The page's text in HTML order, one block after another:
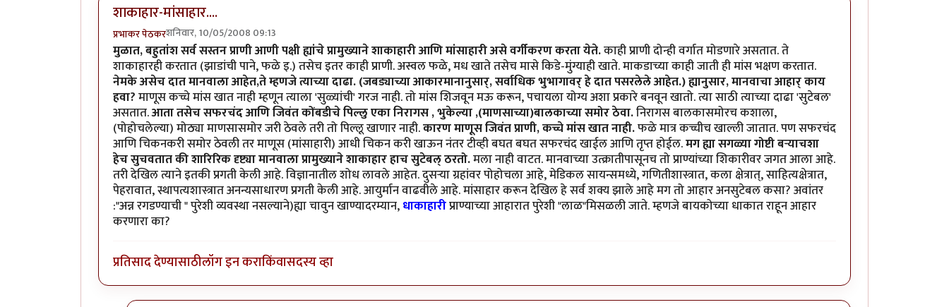
शाकाहार-मांसाहार....
प्रभाकर पेठकरशनिवार, 10/05/2008 09:13
मुळात, बहुतांश सर्व सस्तन प्राणी आणी पक्षी ह्यांचे प्रामुख्याने शाकाहारी आणि मांसाहारी असे वर्गीकरण करता येते.काही प्राणी दोन्ही वर्गात मोडणारे असतात. ते
शाकाहारही करतात (झाडांची पाने, फळे इ.) तसेच इतर काही प्राणी. अस्वल फळे, मध खाते तसेच मासे किडे-मुंग्याही खाते. माकडाच्या काही जाती ही मांस भक्षण करतात.
नेमके असेच दात मानवाला आहेत,ते म्हणजे त्याच्या दाढा. (जबड्याच्या आकारमानानुसार्, सर्वाधिक भुभागावर् हे दात पसरलेले आहेत.) ह्यानुसार, मानवाचा आहार् काय
हवा?माणूस कच्चे मांस खात नाही म्हणून त्याला 'सुळ्यांची' गरज नाही. तो मांस शिजवून मऊ करून, पचायला योग्य अशा प्रकारे बनवून खातो. त्या साठी त्याच्या दाढा 'सुटेबल'
असतात.आता तसेच सफरचंद आणि जिवंत कोंबडीचे पिल्लु एका निरागस , भुकेल्या ,(माणसाच्या)बालकाच्या समोर ठेवा.निरागस बालकासमोरच कशाला,
(पोहोचलेल्या) मोठ्या माणसासमोर जरी ठेवले तरी तो पिल्लू खाणार नाही.कारण माणूस जिवंत प्राणी, कच्चे मांस खात नाही.फळे मात्र कच्चीच खाल्ली जातात. पण सफरचंद
आणि चिकनकरी समोर ठेवली तर माणूस (मांसाहारी) आधी चिकन करी खाऊन नंतर टीव्ही बघत बघत सफरचंद खाईल आणि तृप्त होईल.मग ह्या सगळ्या गोष्टी बर्‍याचशा
हेच सुचवतात की शारिरिक दृष्ट्या मानवाला प्रामुख्याने शाकाहार हाच सुटेबल् ठरतो.मला नाही वाटत. मानवाच्या उत्क्रातीपासूनच तो प्राण्यांच्या शिकारीवर जगत आला आहे.
तरी देखिल त्याने इतकी प्रगती केली आहे. विज्ञानातील शोध लावले आहेत. दुसर्‍या ग्रहांवर पोहोचला आहे, मेडिकल सायन्समध्ये, गणितीशास्त्रात, कला क्षेत्रात्, साहित्यक्षेत्रात,
पेहरावात, स्थापत्यशास्त्रात अनन्यसाधारण प्रगती केली आहे. आयुर्मान वाढवीले आहे. मांसाहार करून देखिल हे सर्व शक्य झाले आहे मग तो आहार अनसुटेबल कसा? अवांतर
:"अन्न रगडण्याची " पुरेशी व्यवस्था नसल्याने)ह्या चावुन खाण्यादरम्यान,धाकाहारीप्राण्याच्या आहारात पुरेशी "लाळ"मिसळली जाते. म्हणजे बायकोच्या धाकात राहून आहार
करणारा का?
प्रतिसाद देण्यासाठीलॉग इन कराकिंवासदस्य व्हा